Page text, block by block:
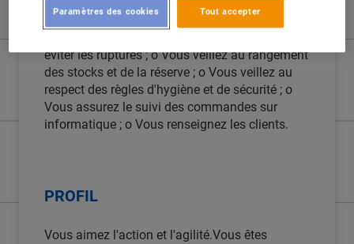
rayon en veillant à respecter les implantations
éviter les ruptures ; o Vous veillez au rangement
des stocks et de la réserve ; o Vous veillez au
respect des règles d'hygiène et de sécurité ; o
Vous assurez le suivi des commandes sur
informatique ; o Vous renseignez les clients.
PROFIL
Vous aimez l'action et l'agilité.Vous êtes
Tout accepter
Paramètres des cookies